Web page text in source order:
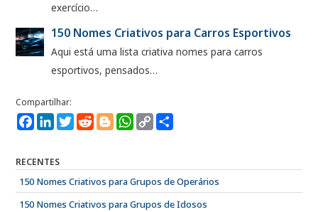
exercício…
150 Nomes Criativos para Carros Esportivos
Aqui está uma lista criativa nomes para carros
esportivos, pensados…
Facebook
LinkedIn
TwitterRedditBloggerWhatsApp
Copy
Link
RECENTES
150 Nomes Criativos para Grupos de Operários
150 Nomes Criativos para Grupos de Idosos